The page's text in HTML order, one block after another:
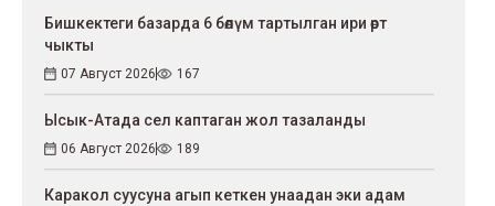
Бишкектеги базарда 6 бөлүм тартылган ири өрт
чыкты
07 Август 2026 167
Ысык-Атада сел каптаган жол тазаланды
06 Август 2026 189
Каракол суусуна агып кеткен унаадан эки адам